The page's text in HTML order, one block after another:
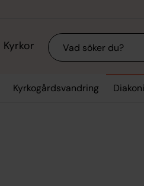
Kyrkor Sök
Kyrkogårdsvandring Diakoni